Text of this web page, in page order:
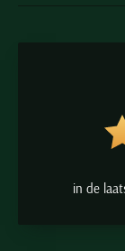
in de